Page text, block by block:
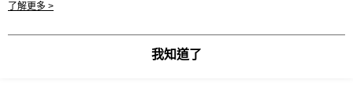
用條款之 Cookie 聲明使用 cookie。
了解更多 >
我知道了